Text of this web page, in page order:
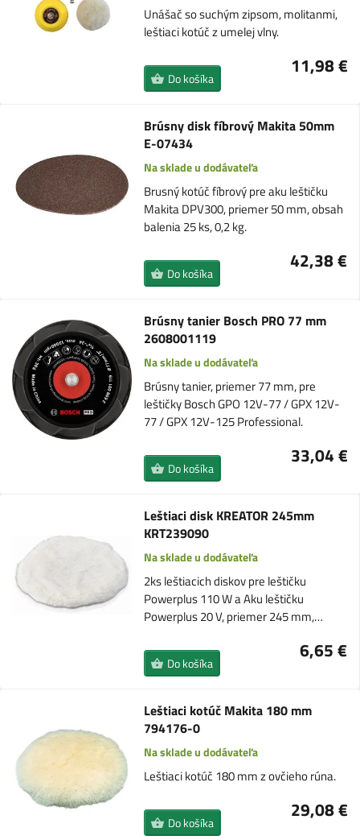
Unášač so suchým zipsom, molitanmi,
leštiaci kotúč z umelej vlny.
11,98 €
Do košíka
Brúsny disk fíbrový Makita 50mm
E-07434
Na sklade u dodávateľa
Brusný kotúč fíbrový pre aku leštičku
Makita DPV300, priemer 50 mm, obsah
balenia 25 ks, 0,2 kg.
42,38 €
Do košíka
Brúsny tanier Bosch PRO 77 mm
2608001119
Na sklade u dodávateľa
Brúsny tanier, priemer 77 mm, pre
leštičky Bosch GPO 12V-77 / GPX 12V-
77 / GPX 12V-125 Professional.
33,04 €
Do košíka
Leštiaci disk KREATOR 245mm
KRT239090
Na sklade u dodávateľa
2ks leštiacich diskov pre leštičku
Powerplus 110 W a Aku leštičku
Powerplus 20 V, priemer 245 mm,…
6,65 €
Do košíka
Leštiaci kotúč Makita 180 mm
794176-0
Na sklade u dodávateľa
Leštiaci kotúč 180 mm z ovčieho rúna.
29,08 €
Do košíka